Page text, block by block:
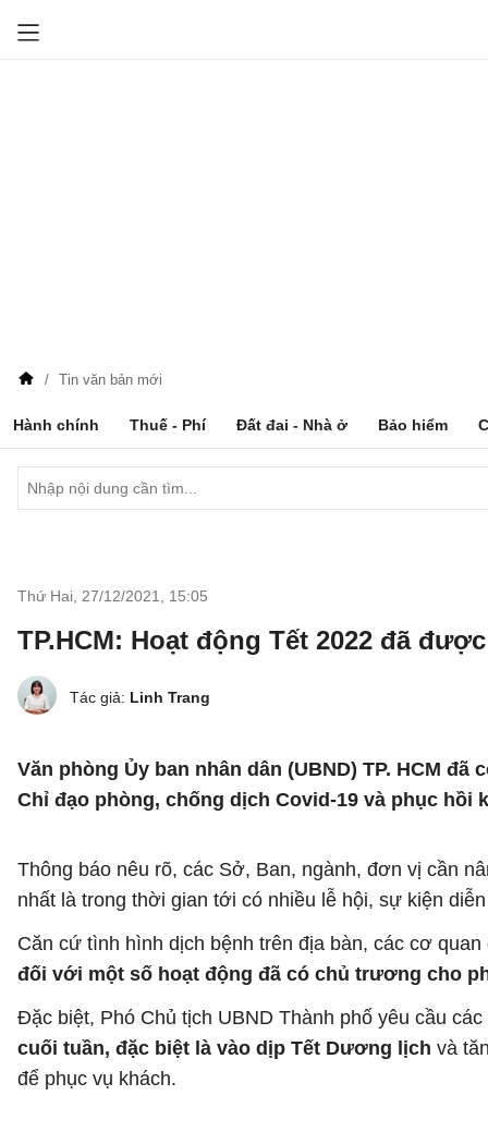
Tin văn bản mới
Hành chính Thuế - Phí Đất đai - Nhà ở Bảo hiểm
Thứ Hai, 27/12/2021 15:05
TP.HCM: Hoạt động Tết 2022 đã
Tác giả: Linh Trang
Văn phòng Ủy ban nhân dân (UBND) TP. HCM đã
Chỉ đạo phòng, chống dịch Covid-19 và phục hồi
Thông báo nêu rõ, các Sở, Ban, ngành, đơn vị cần
nhất là trong thời gian tới có nhiều lễ hội, sự kiện
Căn cứ tình hình dịch bệnh trên địa bàn, các cơ
đối với một số hoạt động đã có chủ trương cho
Đặc biệt, Phó Chủ tịch UBND Thành phố yêu cầu
cuối tuần, đặc biệt là vào dịp Tết Dương lịch và
để phục vụ khách.